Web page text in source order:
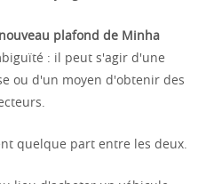
plafond de Minha
: il peut s'agir d'une
ou d'un moyen d'obtenir des
quelque part entre les deux.